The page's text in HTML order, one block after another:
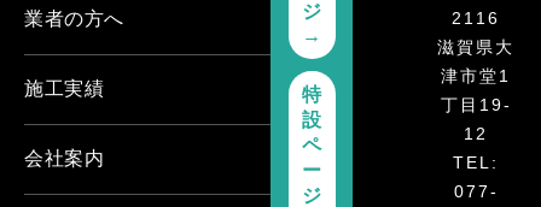
2116
滋賀県大
津市堂1
丁目19-
12
TEL:
077-
ジ
→
特
設
ペ
ー
ジ
業者の方へ
施工実績
会社案内